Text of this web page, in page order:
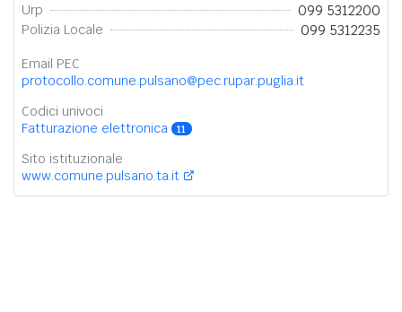
Urp 099 5312200
Polizia Locale 099 5312235
Email PEC
protocollo.comune.pulsano@pec.rupar.puglia.it
Codici univoci
Fatturazione elettronica
11
Sito istituzionale
www.comune.pulsano.ta.it